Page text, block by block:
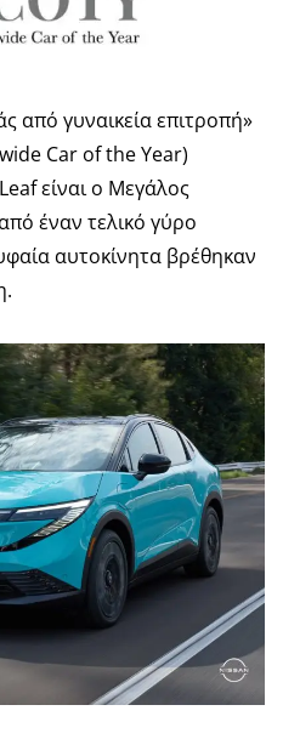
από γυναικεία επιτροπή»
Car of the Year)
είναι ο Μεγάλος
έναν τελικό γύρο
αυτοκίνητα βρέθηκαν